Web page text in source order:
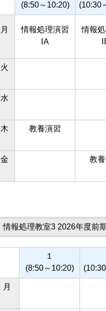
(8:50～10:20)
(10:30
月
情報処理演習
ⅠA
情報
火
水
木 教養演習
金 教
情報処理教室3 2026年度前
１
(8:50～10:20)
月